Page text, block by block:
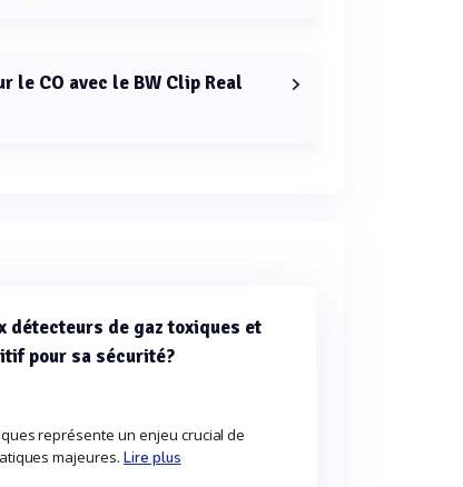
le CO avec le BW Clip Real
détecteurs de gaz toxiques et
pour sa sécurité?
représente un enjeu crucial de
majeures. Lire plus